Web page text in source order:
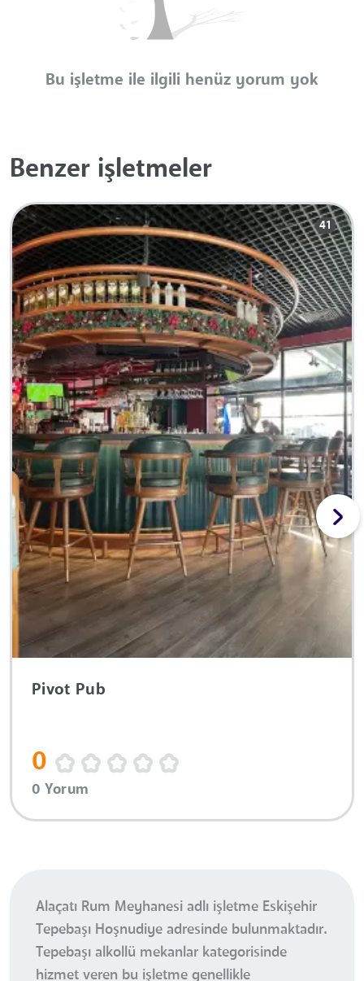
Bu işletme ile ilgili henüz yorum yok
Benzer işletmeler
41
Pivot Pub
0
0 Yorum
Alaçatı Rum Meyhanesi adlı işletme Eskişehir
Tepebaşı Hoşnudiye adresinde bulunmaktadır.
Tepebaşı alkollü mekanlar kategorisinde
hizmet veren bu işletme genellikle